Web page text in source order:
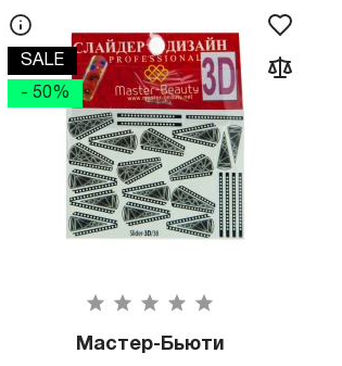
SALE
- 50%
Мастер-Бьюти